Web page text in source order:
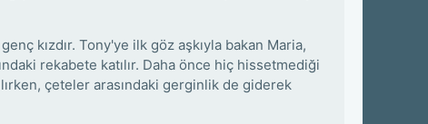
kızdır. Tony'ye ilk göz aşkıyla bakan Maria,
rekabete katılır. Daha önce hiç hissetmediği
çeteler arasındaki gerginlik de giderek